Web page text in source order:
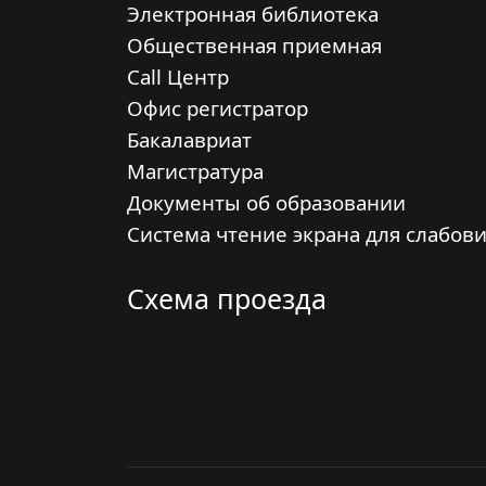
Электронная библиотека
Общественная приемная
Call Центр
Офис регистратор
Бакалавриат
Магистратура
Документы об образовании
Система чтение экрана для
Схема проезда